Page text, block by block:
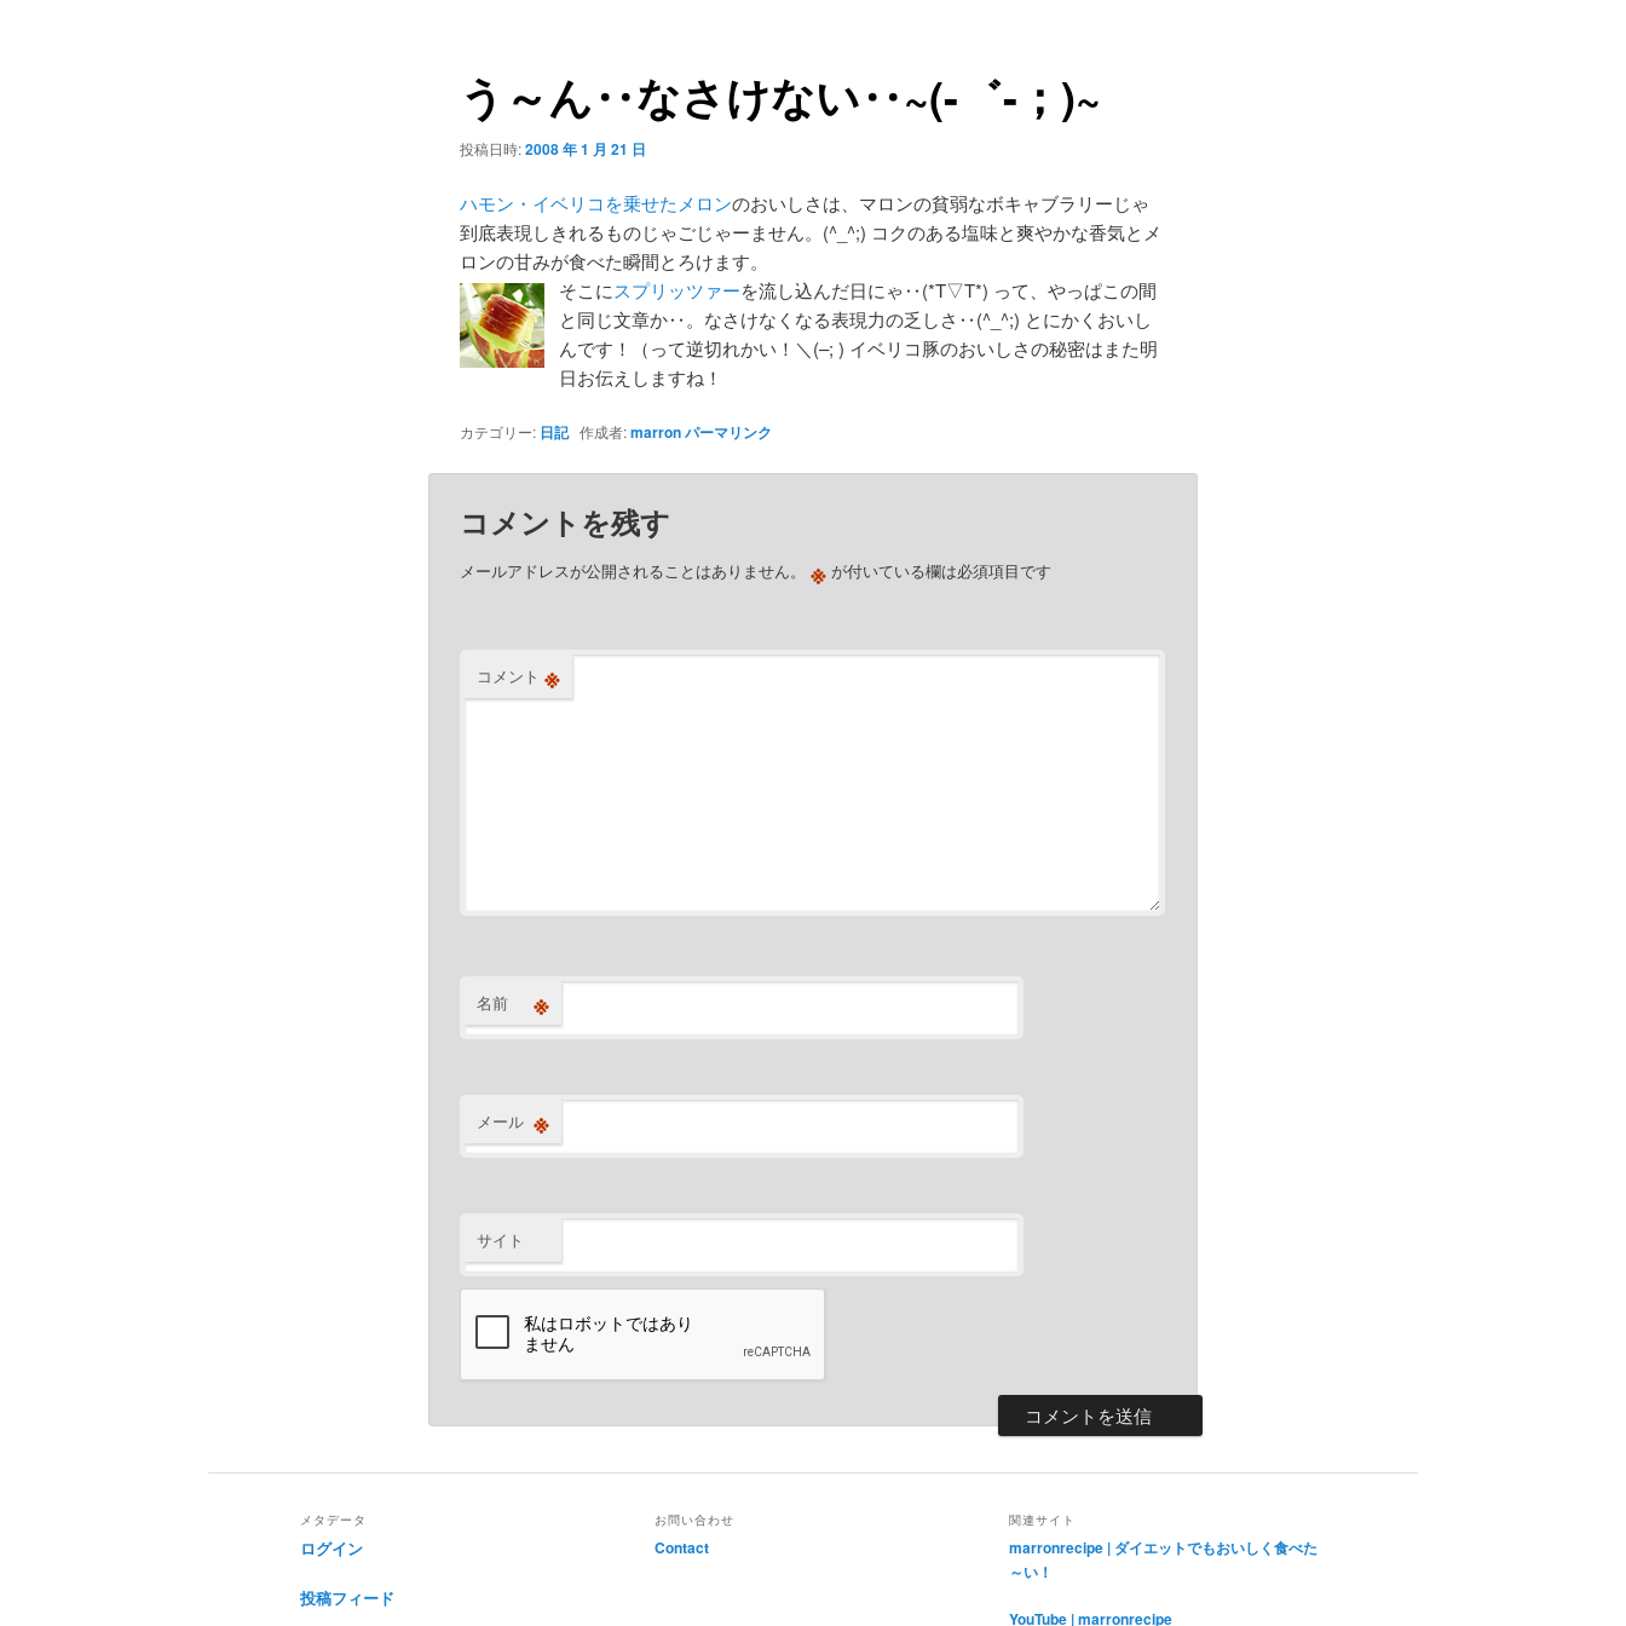
う～ん‥なさけない‥~(-゛-；)~
投稿日時:2008 年 1 月 21 日
ハモン・イベリコを乗せたメロンのおいしさは、マロンの貧弱なボキャブラリーじゃ
到底表現しきれるものじゃごじゃーません。(^_^;) コクのある塩味と爽やかな香気とメ
ロンの甘みが食べた瞬間とろけます。
そこにスプリッツァーを流し込んだ日にゃ‥(*T▽T*) って、やっぱこの間
と同じ文章か‥。なさけなくなる表現力の乏しさ‥(^_^;) とにかくおいし
んです！（って逆切れかい！＼(–; ) イベリコ豚のおいしさの秘密はまた明
日お伝えしますね！
カテゴリー: 日記作成者:marronパーマリンク
コメントを残す
メールアドレスが公開されることはありません。 ※が付いている欄は必須項目です
コメント ※
名前 ※
メール ※
サイト
メタデータ
ログイン
投稿フィード
お問い合わせ
Contact
関連サイト
marronrecipe | ダイエットでもおいしく食べた
～い！
YouTube | marronrecipe